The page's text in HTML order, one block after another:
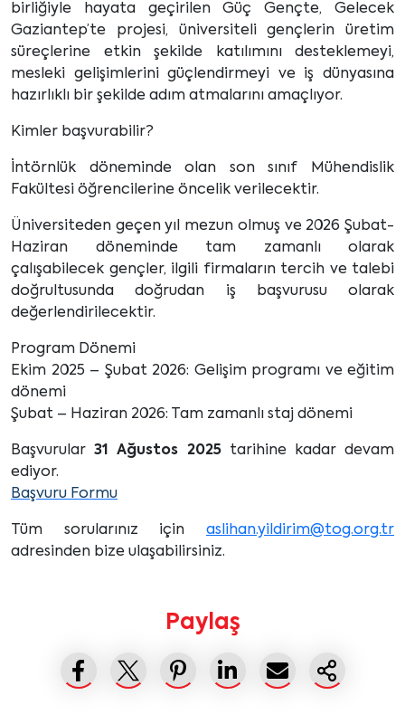
birliğiyle hayata geçirilen Güç Gençte, Gelecek
Gaziantep’te projesi, üniversiteli gençlerin üretim
süreçlerine etkin şekilde katılımını desteklemeyi,
mesleki gelişimlerini güçlendirmeyi ve iş dünyasına
hazırlıklı bir şekilde adım atmalarını amaçlıyor.
Kimler başvurabilir?
İntörnlük döneminde olan son sınıf Mühendislik
Fakültesi öğrencilerine öncelik verilecektir.
Üniversiteden geçen yıl mezun olmuş ve 2026 Şubat-
Haziran döneminde tam zamanlı olarak
çalışabilecek gençler, ilgili firmaların tercih ve talebi
doğrultusunda doğrudan iş başvurusu olarak
değerlendirilecektir.
Program Dönemi
Ekim 2025 – Şubat 2026: Gelişim programı ve eğitim
dönemi
Şubat – Haziran 2026: Tam zamanlı staj dönemi
Başvurular31 Ağustos 2025tarihine kadar devam
ediyor.
Başvuru Formu
Tüm sorularınız için aslihan.yildirim@tog.org.tr
adresinden bize ulaşabilirsiniz.
Paylaş